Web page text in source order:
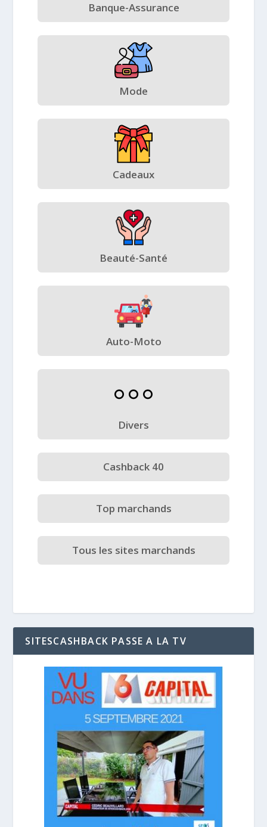
Banque-Assurance
Mode
Cadeaux
Beauté-Santé
Auto-Moto
Divers
Cashback 40
Top marchands
Tous les sites marchands
SITESCASHBACK PASSE A LA TV